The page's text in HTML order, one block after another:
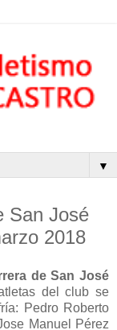
▼
San José
2018
de San José
del club se
Pedro Roberto
Manuel Pérez